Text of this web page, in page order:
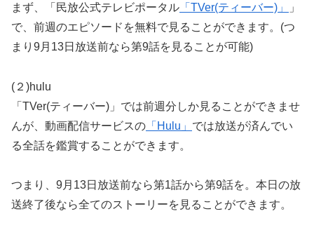
まず、「民放公式テレビポータル 「TVer(ティーバー)」
」
で、前週のエピソードを無料で見ることができます。(つ
まり9月13日放送前なら第9話を見ることが可能)
(２)hulu
「TVer(ティーバー)」では前週分しか見ることができませ
んが、動画配信サービスの 「Hulu」 では放送が済んでい
る全話を鑑賞することができます。
つまり、9月13日放送前なら第1話から第9話を。本日の放
送終了後なら全てのストーリーを見ることができます。